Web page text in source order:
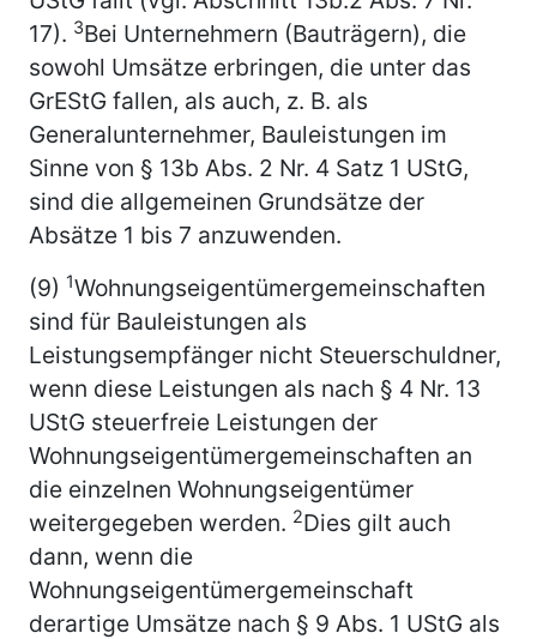
17). 3Bei Unternehmern (Bauträgern), die
sowohl Umsätze erbringen, die unter das
GrEStG fallen, als auch, z. B. als
Generalunternehmer, Bauleistungen im
Sinne von § 13b Abs. 2 Nr. 4 Satz 1 UStG,
sind die allgemeinen Grundsätze der
Absätze 1 bis 7 anzuwenden.
(9) 1Wohnungseigentümergemeinschaften
sind für Bauleistungen als
Leistungsempfänger nicht Steuerschuldner,
wenn diese Leistungen als nach § 4 Nr. 13
UStG steuerfreie Leistungen der
Wohnungseigentümergemeinschaften an
die einzelnen Wohnungseigentümer
weitergegeben werden. 2Dies gilt auch
dann, wenn die
Wohnungseigentümergemeinschaft
derartige Umsätze nach § 9 Abs. 1 UStG als